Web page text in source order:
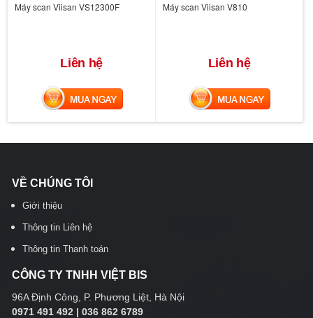
Máy scan Viisan VS12300F
Liên hệ
MUA NGAY
Máy scan Viisan V810
Liên hệ
MUA NGAY
VỀ CHÚNG TÔI
Giới thiệu
Thông tin Liên hệ
Thông tin Thanh toán
CÔNG TY TNHH VIỆT BIS
96A Định Công, P. Phương Liệt, Hà Nội
0971 491 492 | 036 862 6789